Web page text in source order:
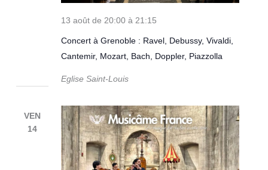
Concert à Grenoble : Ravel, Debussy, Vivaldi,
Cantemir, Mozart, Bach, Doppler, Piazzolla
13 août de 20:00 à 21:15
Eglise Saint-Louis
VEN
14